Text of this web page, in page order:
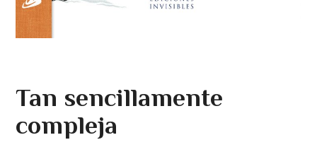
Tan sencillamente
compleja